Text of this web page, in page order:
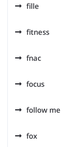
fille
fitness
fnac
focus
follow me
fox